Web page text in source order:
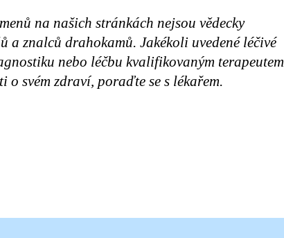
na našich stránkách nejsou vědecky
a znalců drahokamů. Jakékoli uvedené léčivé
nebo léčbu kvalifikovaným terapeutem
svém zdraví, poraďte se s lékařem.